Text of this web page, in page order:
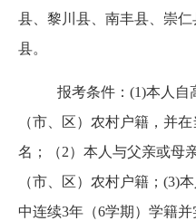
县、黎川县、南丰县、崇
县。
报考条件： (1)本人自
（市、区）农村户籍，并
名；（2）本人与父亲或母
（市、区）农村户籍；(3)
中连续3年（6学期）学籍并